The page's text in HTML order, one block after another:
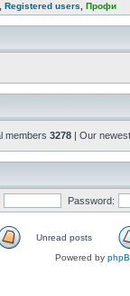
Registered users Профи
members 3278 | Our
Password:
Unread posts
Powered by